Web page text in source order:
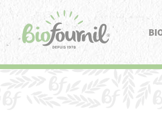
Panneau de gestion des cookies